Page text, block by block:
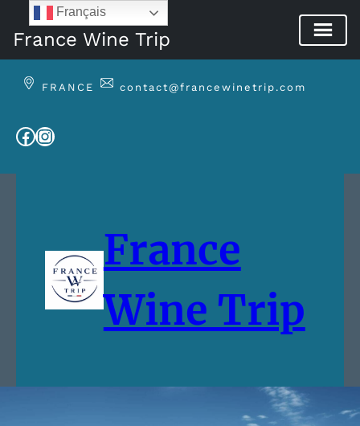
France Wine Trip
FRANCE contact@francewinetrip.com
Facebook
Instagram
France
Wine Trip
Français